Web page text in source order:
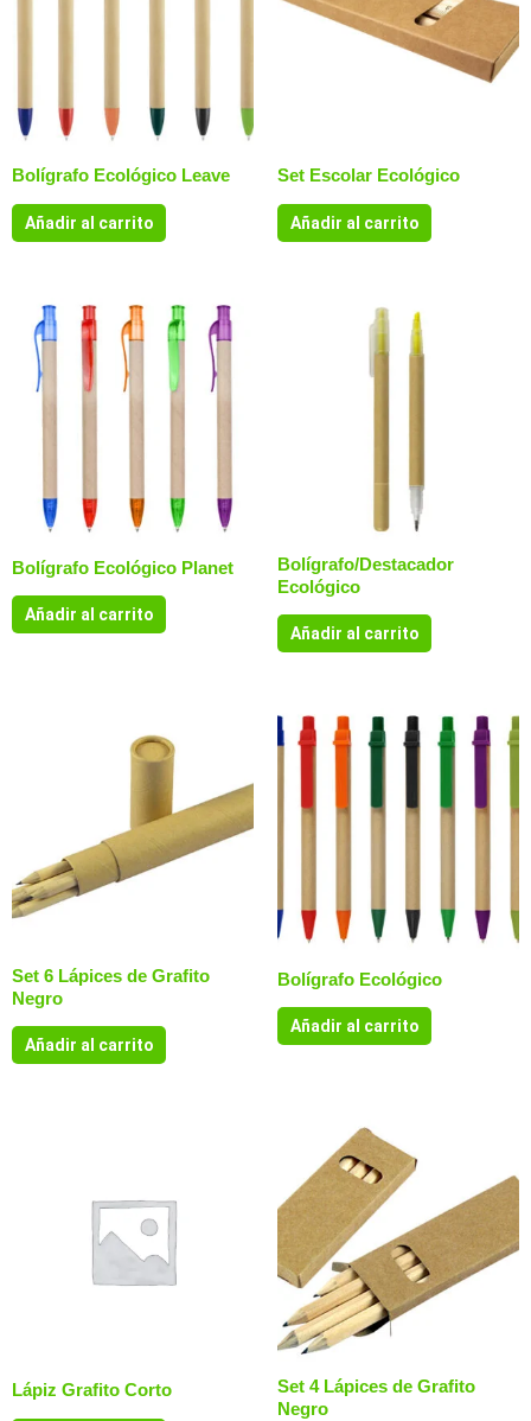
Bolígrafo Ecológico Leave
Añadir al carrito
Set Escolar Ecológico
Añadir al carrito
Bolígrafo Ecológico Planet
Añadir al carrito
Bolígrafo/Destacador
Ecológico
Añadir al carrito
Set 6 Lápices de Grafito
Negro
Añadir al carrito
Bolígrafo Ecológico
Añadir al carrito
Lápiz Grafito Corto
Set 4 Lápices de Grafito
Negro